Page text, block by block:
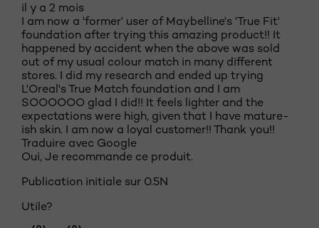
il y a 2 mois
I am now a 'former' user of Maybelline's 'True Fit'
foundation after trying this amazing product!! It
happened by accident when the above was sold
out of my usual colour match in many different
stores. I did my research and ended up trying
L'Oreal's True Match foundation and I am
SOOOOOO glad I did!! It feels lighter and the
expectations were high, given that I have mature-
ish skin. I am now a loyal customer!! Thank you!!
Traduire avec Google
Oui, Je recommande ce produit.
Publication initiale sur 0.5N
Utile?